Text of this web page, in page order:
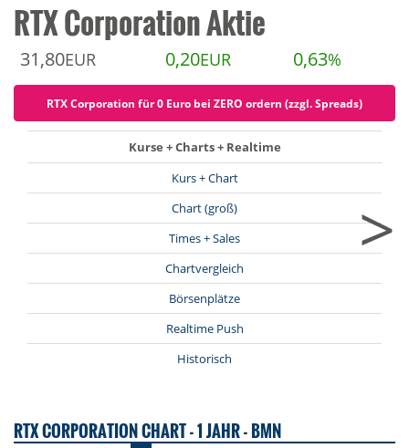
RTX Corporation Aktie
31,80EUR 0,20EUR 0,63%
RTX Corporation für 0 Euro bei ZERO ordern (zzgl. Spreads)
Kurse + Charts + Realtime
Kurs + Chart
Chart (groß)
Times + Sales
Chartvergleich
Börsenplätze
Realtime Push
Historisch
>
RTX CORPORATION CHART - 1 JAHR - BMN